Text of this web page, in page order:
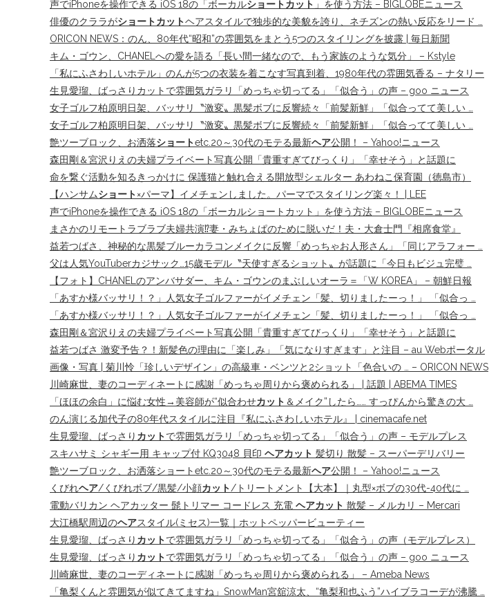
声でiPhoneを操作できる iOS 18の「ボーカルショートカット 」を使う方法 – BIGLOBEニュース
俳優のクララがショートカットヘアスタイルで独歩的な美貌を誇り、ネチズンの熱い反応をリード …
ORICON NEWS：のん、80年代“昭和”の雰囲気をまとう5つのスタイリングを披露 | 毎日新聞
キム・ゴウン、CHANELへの愛を語る「長い間一緒なので、もう家族のような気分」 – Kstyle
「私にふさわしいホテル」のんが5つの衣装を着こなす写真到着、1980年代の雰囲気香る – ナタリー
生見愛瑠、ばっさりカットで雰囲気ガラリ「めっちゃ切ってる」「似合う」の声 – goo ニュース
女子ゴルフ柏原明日架、バッサリ〝激変〟黒髪ボブに反響続々「前髪新鮮」「似合ってて美しい …
女子ゴルフ柏原明日架、バッサリ〝激変〟黒髪ボブに反響続々「前髪新鮮」「似合ってて美しい …
艶ツーブロック、お洒落ショートetc.20～30代のモテる最新ヘア公開！ – Yahoo!ニュース
森田剛＆宮沢りえの夫婦プライベート写真公開「貴重すぎてびっくり」「幸せそう」と話題に
命を繋ぐ活動を知るきっかけに 保護猫と触れ合える開放型シェルター あわねこ保育園（徳島市）
【ハンサムショート×パーマ】イメチェンしました。パーマでスタイリング楽々！ | LEE
声でiPhoneを操作できる iOS 18の「ボーカルショートカット」を使う方法 – BIGLOBEニュース
まさかのリモートラブラブ夫婦共演⁉妻・みちょぱのために脱いだ！夫・大倉士門『相席食堂』
益若つばさ、神秘的な黒髪ブルーカラコンメイクに反響「めっちゃお人形さん」「同じアラフォー …
父は人気YouTuberカジサック…15歳モデル〝天使すぎるショット〟が話題に「今日もビジュ完璧 …
【フォト】CHANELのアンバサダー、キム・ゴウンのまぶしいオーラ＝「W KOREA」 – 朝鮮日報
「あすか様バッサリ！？」人気女子ゴルファーがイメチェン「髪、切りましたーっ！」 「似合っ …
「あすか様バッサリ！？」人気女子ゴルファーがイメチェン「髪、切りましたーっ！」 「似合っ …
森田剛＆宮沢りえの夫婦プライベート写真公開「貴重すぎてびっくり」「幸せそう」と話題に
益若つばさ 激変予告？！新髪色の理由に「楽しみ」「気になりすぎます」と注目 – au Webポータル
画像・写真 | 菊川怜「珍しいデザイン」の高級車・ベンツと2ショット「色合いの … – ORICON NEWS
川崎麻世、妻のコーディネートに感謝「めっちゃ周りから褒められる」 | 話題 | ABEMA TIMES
「ほほの余白」に悩む女性→美容師が“似合わせカット ＆メイク”したら…… すっぴんから驚きの大 …
のん演じる加代子の80年代スタイルに注目『私にふさわしいホテル』 | cinemacafe.net
生見愛瑠、ばっさり カットで雰囲気ガラリ「めっちゃ切ってる」「似合う」の声 – モデルプレス
スキハサミ シャギー用 キャップ付 KQ3048 貝印 ヘアカット 髪切り 散髪 – スーパーデリバリー
艶ツーブロック、お洒落ショートetc.20～30代のモテる最新ヘア公開！ – Yahoo!ニュース
くびれヘア/くびれボブ/黒髪/小顔カット/トリートメント【大本】｜丸型×ボブの30代-40代に …
電動バリカン ヘアカッター 髭トリマー コードレス 充電 ヘアカット 散髪 – メルカリ – Mercari
大江橋駅周辺のヘアスタイル(ミセス)一覧｜ホットペッパービューティー
生見愛瑠、ばっさり カットで雰囲気ガラリ「めっちゃ切ってる」「似合う」の声（モデルプレス）
生見愛瑠、ばっさり カットで雰囲気ガラリ「めっちゃ切ってる」「似合う」の声 – goo ニュース
川崎麻世、妻のコーディネートに感謝「めっちゃ周りから褒められる」 – Ameba News
「亀梨くんと雰囲気が似てきてますね」SnowMan宮舘涼太、“亀梨和也ふう”ハイブラコーデが沸騰 …